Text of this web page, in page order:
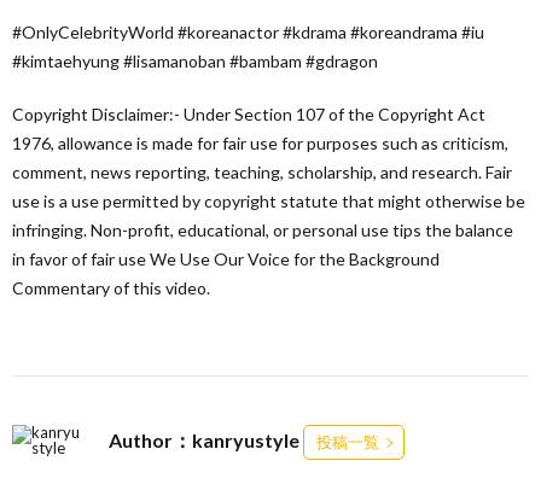
#OnlyCelebrityWorld #koreanactor #kdrama #koreandrama #iu
#kimtaehyung #lisamanoban #bambam #gdragon
Copyright Disclaimer:- Under Section 107 of the Copyright Act
1976, allowance is made for fair use for purposes such as criticism,
comment, news reporting, teaching, scholarship, and research. Fair
use is a use permitted by copyright statute that might otherwise be
infringing. Non-profit, educational, or personal use tips the balance
in favor of fair use We Use Our Voice for the Background
Commentary of this video.
Author：kanryustyle 投稿一覧